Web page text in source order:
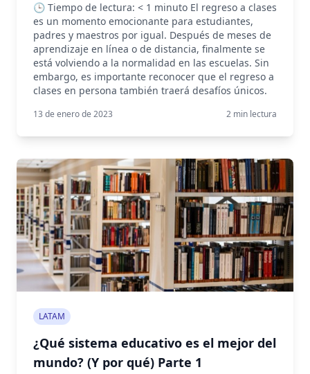
🕒 Tiempo de lectura: < 1 minuto El regreso a clases
es un momento emocionante para estudiantes,
padres y maestros por igual. Después de meses de
aprendizaje en línea o de distancia, finalmente se
está volviendo a la normalidad en las escuelas. Sin
embargo, es importante reconocer que el regreso a
clases en persona también traerá desafíos únicos.
13 de enero de 2023 2 min lectura
LATAM
¿Qué sistema educativo es el mejor del
mundo? (Y por qué) Parte 1